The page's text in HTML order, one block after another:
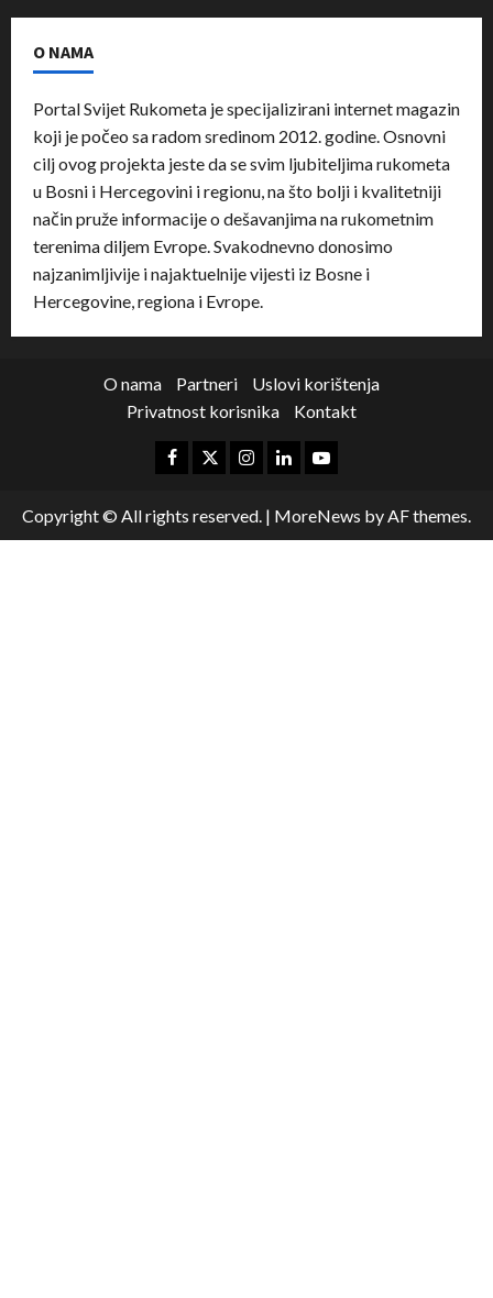
O NAMA
Portal Svijet Rukometa je specijalizirani internet magazin
koji je počeo sa radom sredinom 2012. godine. Osnovni
cilj ovog projekta jeste da se svim ljubiteljima rukometa
u Bosni i Hercegovini i regionu, na što bolji i kvalitetniji
način pruže informacije o dešavanjima na rukometnim
terenima diljem Evrope. Svakodnevno donosimo
najzanimljivije i najaktuelnije vijesti iz Bosne i
Hercegovine, regiona i Evrope.
O nama Partneri
Uslovi korištenja
Privatnost korisnika
Kontakt
Copyright © All rights reserved. | MoreNews by AF themes.